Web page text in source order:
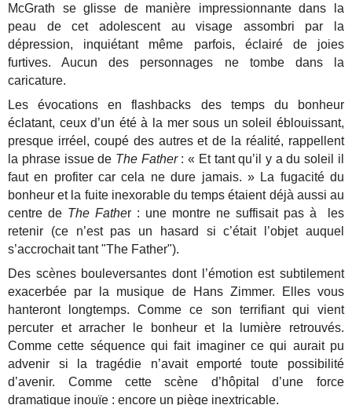
McGrath se glisse de manière impressionnante dans la
peau de cet adolescent au visage assombri par la
dépression, inquiétant même parfois, éclairé de joies
furtives. Aucun des personnages ne tombe dans la
caricature.
Les évocations en flashbacks des temps du bonheur
éclatant, ceux d’un été à la mer sous un soleil éblouissant,
presque irréel, coupé des autres et de la réalité, rappellent
la phrase issue de The Father: « Et tant qu’il y a du soleil il
faut en profiter car cela ne dure jamais. » La fugacité du
bonheur et la fuite inexorable du temps étaient déjà aussi au
centre de The Father : une montre ne suffisait pas à les
retenir (ce n’est pas un hasard si c’était l’objet auquel
s’accrochait tant "The Father").
Des scènes bouleversantes dont l’émotion est subtilement
exacerbée par la musique de Hans Zimmer. Elles vous
hanteront longtemps. Comme ce son terrifiant qui vient
percuter et arracher le bonheur et la lumière retrouvés.
Comme cette séquence qui fait imaginer ce qui aurait pu
advenir si la tragédie n’avait emporté toute possibilité
d’avenir. Comme cette scène d’hôpital d’une force
dramatique inouïe : encore un piège inextricable.